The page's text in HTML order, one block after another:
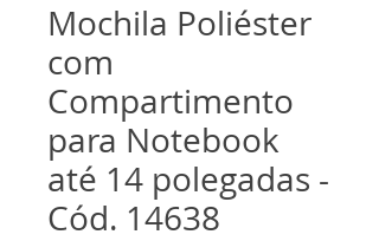
Mochila Poliéster
com
Compartimento
para Notebook
até 14 polegadas -
Cód. 14638